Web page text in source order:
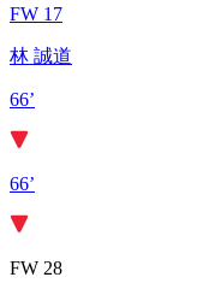
FW 17
林 誠道
66’
66’
FW 28